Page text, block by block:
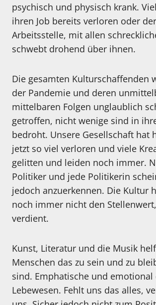
psychisch und physisch krank.
ihren Job bereits verloren oder
Arbeitsstelle, mit allen
schwebt drohend über ihnen.
Die gesamten Kulturschaffenden
der Pandemie und deren
mittelbaren Folgen unglaublich
getroffen, nicht wenige sind in
bedroht. Unsere Gesellschaft hat
jetzt so viel verloren und viele
gelitten und leiden noch immer.
Politiker und jede Politikerin
jedoch anzuerkennen. Die Kultur
noch immer nicht den
verdient.
Kunst, Literatur und die Musik
Menschen das zu sein und zu
sind. Emphatische und emotional
Lebewesen. Fehlt uns das alles,